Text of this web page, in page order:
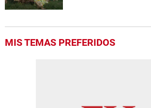
MIS TEMAS PREFERIDOS